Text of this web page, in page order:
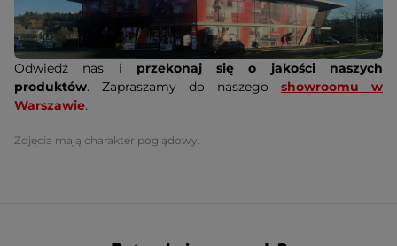
Odwiedź nas i przekonaj się o jakości naszych
produktów. Zapraszamy do naszego showroomu w
Warszawie.
Zdjęcia mają charakter poglądowy.